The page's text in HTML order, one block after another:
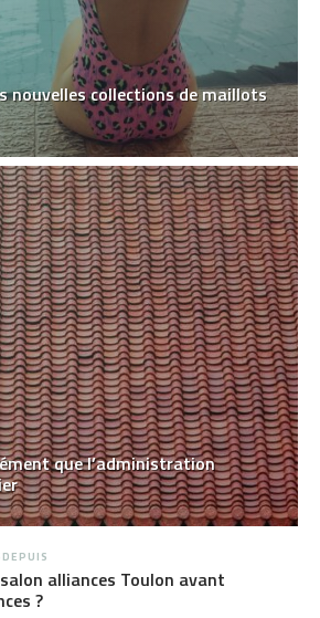
nouvelles collections de maillots
que l’administration
alliances Toulon avant
?